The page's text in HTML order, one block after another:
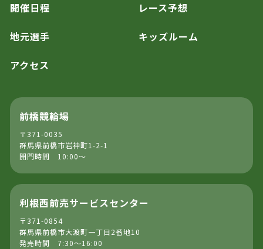
開催日程 レース予想
地元選手 キッズルーム
アクセス
前橋競輪場
〒371-0035
群馬県前橋市岩神町1-2-1
開門時間 10:00～
利根西前売サービスセンター
〒371-0854
群馬県前橋市大渡町一丁目2番地10
発売時間 7:30～16:00